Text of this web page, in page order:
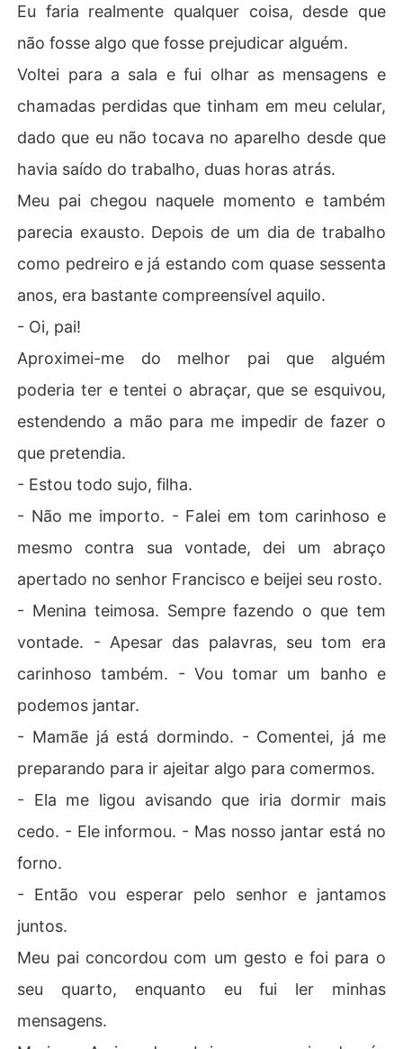
Eu faria realmente qualquer coisa, desde que
não fosse algo que fosse prejudicar alguém.
Voltei para a sala e fui olhar as mensagens e
chamadas perdidas que tinham em meu celular,
dado que eu não tocava no aparelho desde que
havia saído do trabalho, duas horas atrás.
Meu pai chegou naquele momento e também
parecia exausto. Depois de um dia de trabalho
como pedreiro e já estando com quase sessenta
anos, era bastante compreensível aquilo.
- Oi, pai!
Aproximei-me do melhor pai que alguém
poderia ter e tentei o abraçar, que se esquivou,
estendendo a mão para me impedir de fazer o
que pretendia.
- Estou todo sujo, filha.
- Não me importo. - Falei em tom carinhoso e
mesmo contra sua vontade, dei um abraço
apertado no senhor Francisco e beijei seu rosto.
- Menina teimosa. Sempre fazendo o que tem
vontade. - Apesar das palavras, seu tom era
carinhoso também. - Vou tomar um banho e
podemos jantar.
- Mamãe já está dormindo. - Comentei, já me
preparando para ir ajeitar algo para comermos.
- Ela me ligou avisando que iria dormir mais
cedo. - Ele informou. - Mas nosso jantar está no
forno.
- Então vou esperar pelo senhor e jantamos
juntos.
Meu pai concordou com um gesto e foi para o
seu quarto, enquanto eu fui ler minhas
mensagens.